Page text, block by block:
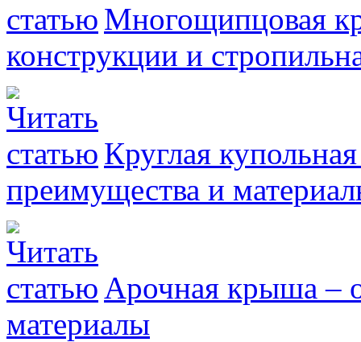
Многощипцовая
конструкции и
Круглая
преимущества и
Арочная крыша –
материалы